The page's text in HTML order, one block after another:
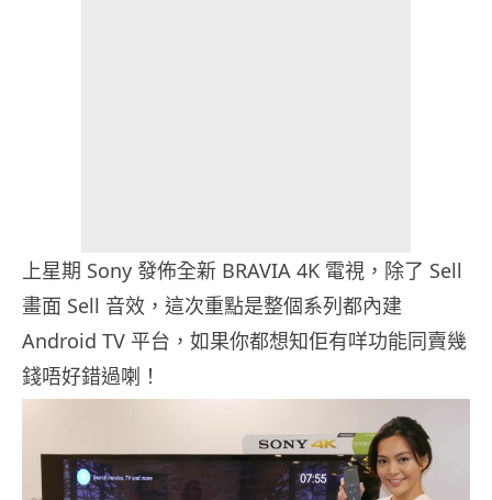
上星期 Sony 發佈全新 BRAVIA 4K 電視，除了 Sell
畫面 Sell 音效，這次重點是整個系列都內建
Android TV 平台，如果你都想知佢有咩功能同賣幾
錢唔好錯過喇！